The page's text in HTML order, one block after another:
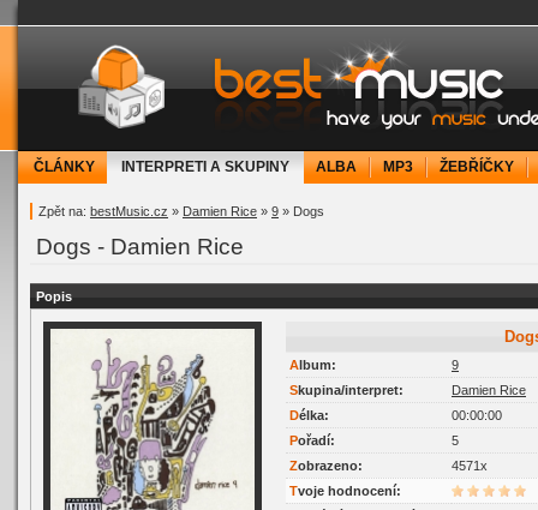
bestMusic.cz - Have your music under
ČLÁNKY INTERPRETI A SKUPINY ALBA MP3 ŽEBŘÍČKY
Zpět na: bestMusic.cz » Damien Rice » 9 » Dogs
Dogs - Damien Rice
Popis
Album:
9
Skupina/interpret:
Damien Rice
Délka:
00:00:00
Pořadí:
5
Zobrazeno:
4571x
Tvoje hodnocení: